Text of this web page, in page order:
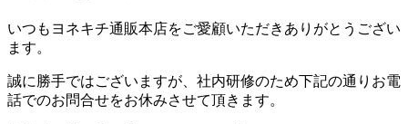
いつもヨネキチ通販本店をご愛顧いただきありがとうござい
ます。
誠に勝手ではございますが、社内研修のため下記の通りお電
話でのお問合せをお休みさせて頂きます。